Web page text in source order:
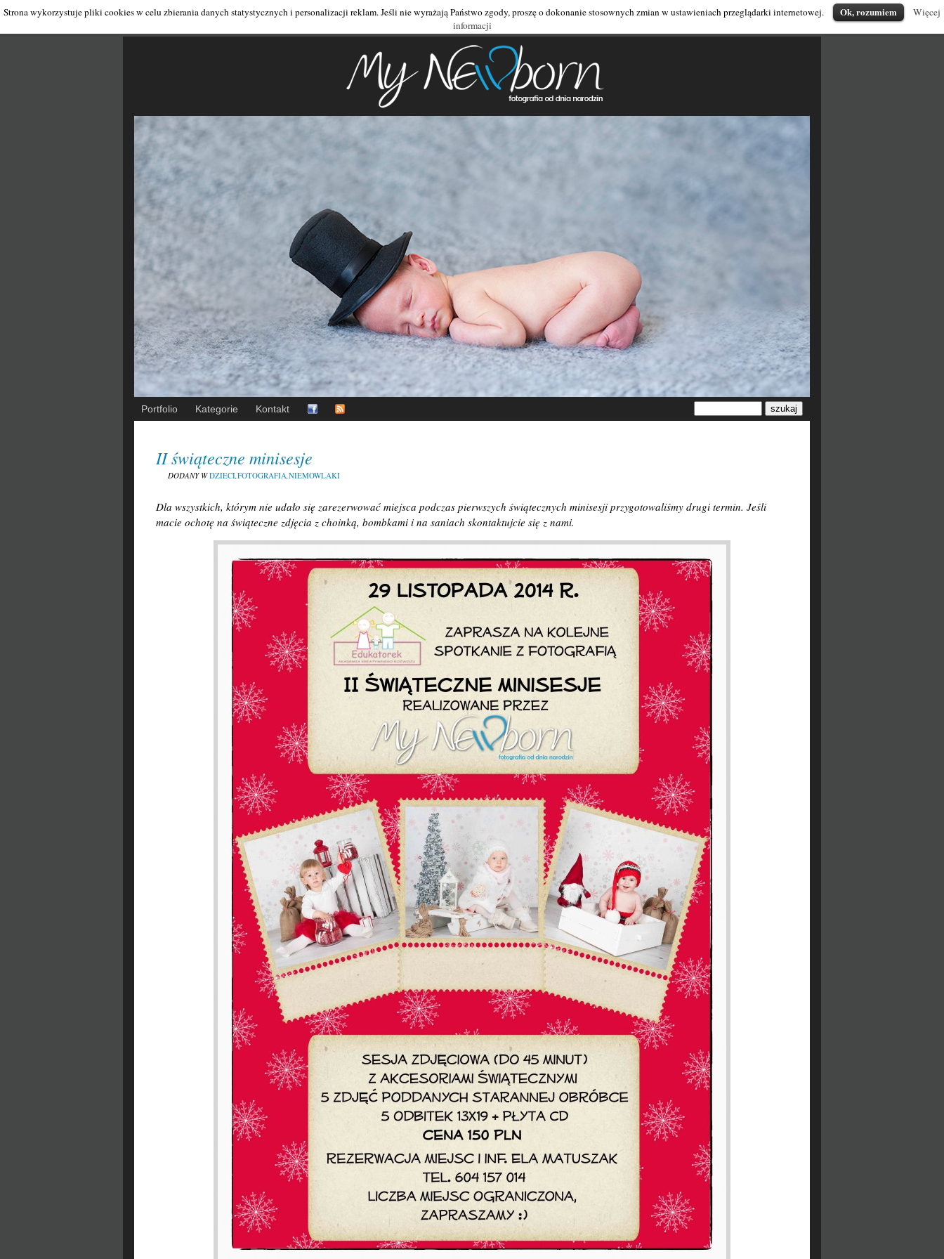
Strona wykorzystuje pliki cookies w celu zbierania danych statystycznych i personalizacji reklam. Jeśli nie wyrażają Państwo zgody, proszę o dokonanie stosownych zmian w ustawieniach przeglądarki internetowej. Ok, rozumiem
Więcej
informacji
My Newborn
fotografia od dnia narodzin
Portfolio Kategorie Kontakt
II świąteczne minisesje
DODANY WDZIECI,FOTOGRAFIA,NIEMOWLAKI
Dla wszystkich, którym nie udało się zarezerwować miejsca podczas pierwszych świątecznych minisesji przygotowaliśmy drugi termin. Jeśli
macie ochotę na świąteczne zdjęcia z choinką, bombkami i na saniach skontaktujcie się z nami.